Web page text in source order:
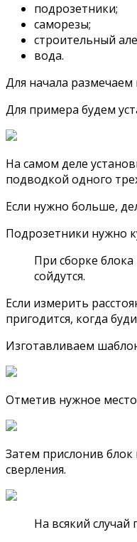
подрозетники;
саморезы;
строительный
вода.
Для начала
Для примера будем
На самом деле
подводкой одного
Если нужно больше,
Подрозетники нужно
При сборке
сойдутся.
Если измерить
пригодится, когда
Изготавливаем
Отметив нужное
Затем прислонив
сверления.
На всякий